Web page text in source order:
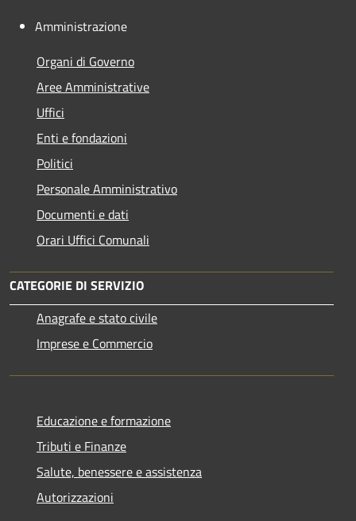
Amministrazione
Organi di Governo
Aree Amministrative
Uffici
Enti e fondazioni
Politici
Personale Amministrativo
Documenti e dati
Orari Uffici Comunali
CATEGORIE DI SERVIZIO
Anagrafe e stato civile
Imprese e Commercio
Educazione e formazione
Tributi e Finanze
Salute, benessere e assistenza
Autorizzazioni